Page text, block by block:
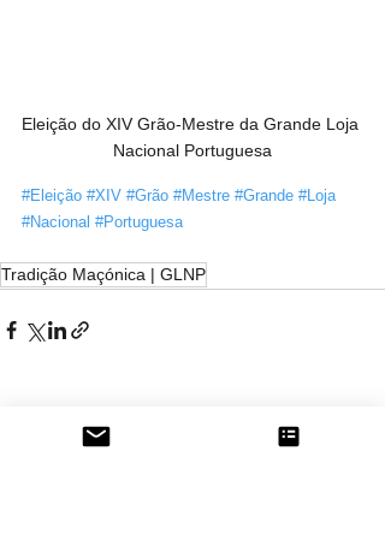
Eleição do XIV Grão-Mestre da Grande Loja
Nacional Portuguesa
#Eleição #XIV #Grão #Mestre #Grande #Loja
#Nacional #Portuguesa
Tradição Maçónica | GLNP
Posts recentes